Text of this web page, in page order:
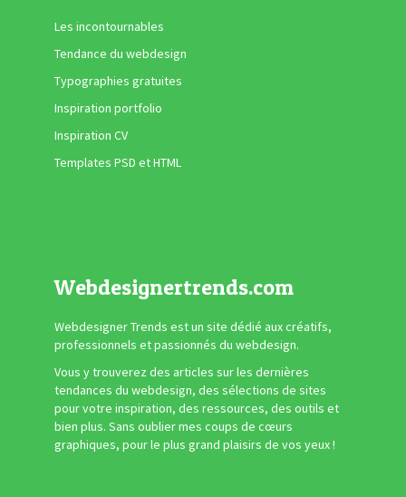
Les incontournables
Tendance du webdesign
Typographies gratuites
Inspiration portfolio
Inspiration CV
Templates PSD et HTML
Webdesignertrends.com
Webdesigner Trends est un site dédié aux créatifs,
professionnels et passionnés du webdesign.
Vous y trouverez des articles sur les dernières
tendances du webdesign, des sélections de sites
pour votre inspiration, des ressources, des outils et
bien plus. Sans oublier mes coups de cœurs
graphiques, pour le plus grand plaisirs de vos yeux !